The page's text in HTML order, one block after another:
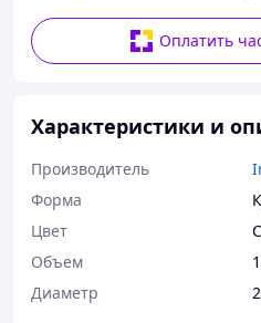
Оплатить
Характеристики и
Производитель
Форма
Цвет
Объем
Диаметр